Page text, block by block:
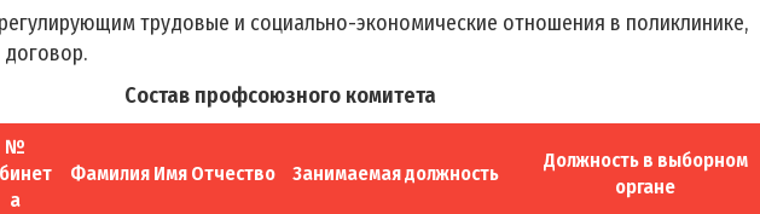
трудовые и социально-экономические отношения в поликлинике,
договор.
Состав профсоюзного комитета
№
а
Фамилия Имя Отчество Занимаемая должность
Должность в выборном
органе